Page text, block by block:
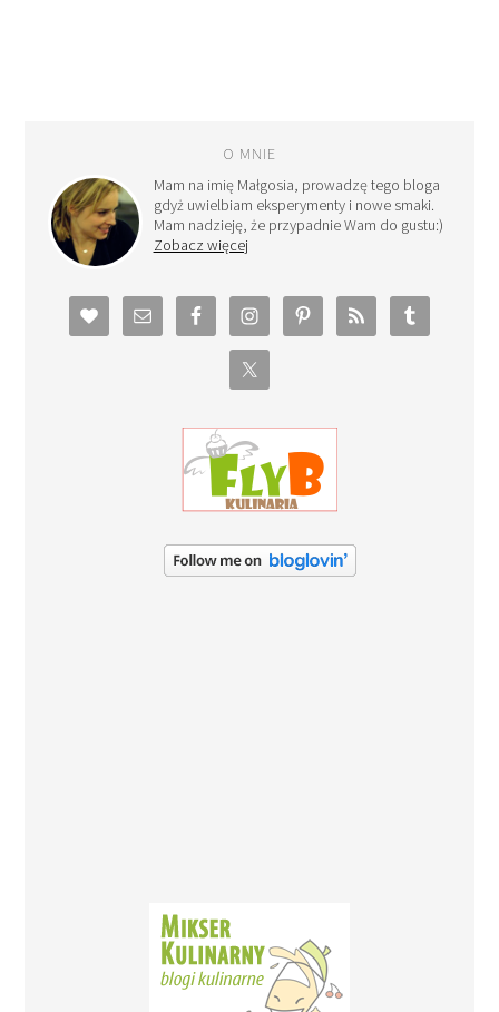
O MNIE
Mam na imię Małgosia, prowadzę tego bloga
gdyż uwielbiam eksperymenty i nowe smaki.
Mam nadzieję, że przypadnie Wam do gustu:)
Zobacz więcej